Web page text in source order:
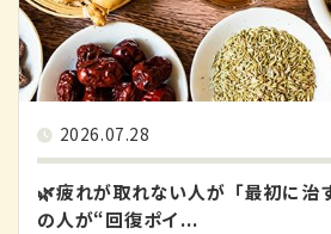
2026.07.28
🌿疲れが取れない人が「最初に
の人が“回復ポイ...